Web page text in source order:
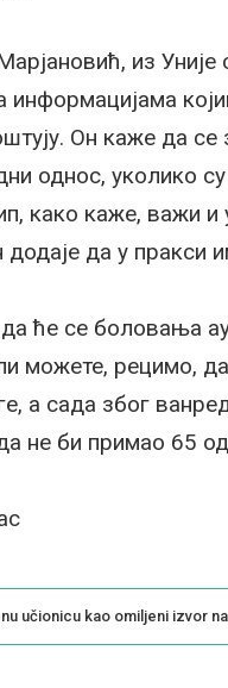
из
информацијама
Он каже да
однос, уколико
како каже, важи
да у пракси
ће се боловања
можете, рецимо,
а сада због
не би примао 65
učionicu kao omiljeni izvor